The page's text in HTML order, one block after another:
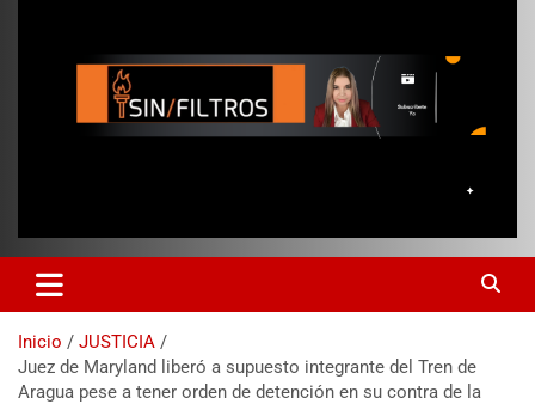
Inicio
JUSTICIA
Juez de Maryland liberó a supuesto integrante del Tren de
Aragua pese a tener orden de detención en su contra de la